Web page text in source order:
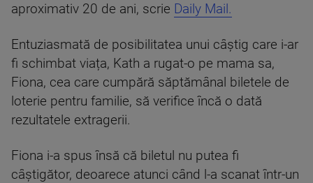
aproximativ 20 de ani, scrie Daily Mail.
Entuziasmată de posibilitatea unui câștig care i-ar
fi schimbat viața, Kath a rugat-o pe mama sa,
Fiona, cea care cumpără săptămânal biletele de
loterie pentru familie, să verifice încă o dată
rezultatele extragerii.
Fiona i-a spus însă că biletul nu putea fi
câștigător, deoarece atunci când l-a scanat într-un